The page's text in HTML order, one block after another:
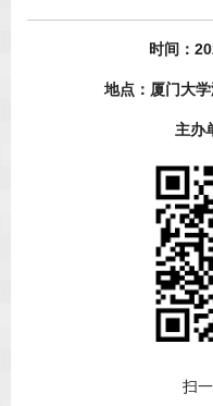
时间：
地点：厦门大
主办
扫